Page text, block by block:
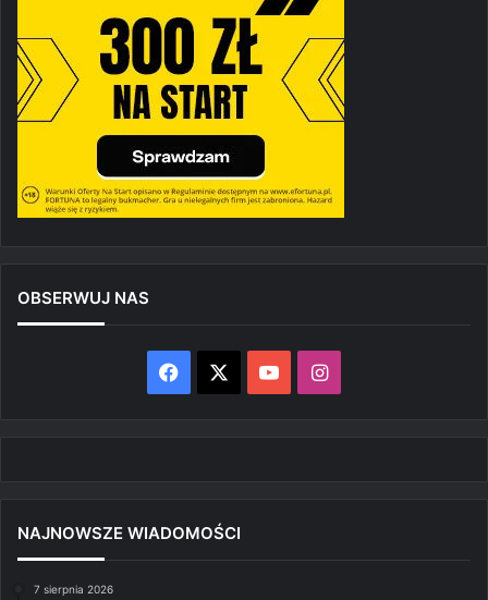
OBSERWUJ NAS
Facebook YouTubeInstagram
NAJNOWSZE WIADOMOŚCI
7 sierpnia 2026